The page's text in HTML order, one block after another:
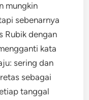
mungkin
sebenarnya
Rubik dengan
kata
sering dan
sebagai
tanggal